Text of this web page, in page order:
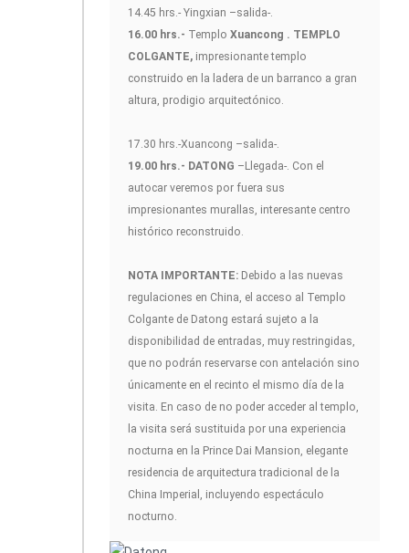
14.45 hrs.- Yingxian –salida-.
16.00 hrs.- Templo Xuancong . TEMPLO
COLGANTE, impresionante templo
construido en la ladera de un barranco a gran
altura, prodigio arquitectónico.
17.30 hrs.-Xuancong –salida-.
19.00 hrs.- DATONG –Llegada-. Con el
autocar veremos por fuera sus
impresionantes murallas, interesante centro
histórico reconstruido.
NOTA IMPORTANTE: Debido a las nuevas
regulaciones en China, el acceso al Templo
Colgante de Datong estará sujeto a la
disponibilidad de entradas, muy restringidas,
que no podrán reservarse con antelación sino
únicamente en el recinto el mismo día de la
visita. En caso de no poder acceder al templo,
la visita será sustituida por una experiencia
nocturna en la Prince Dai Mansion, elegante
residencia de arquitectura tradicional de la
China Imperial, incluyendo espectáculo
nocturno.